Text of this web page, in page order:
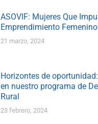
ASOVIF: Mujeres Que
Emprendimiento
21 marzo, 2024
Horizontes de
en nuestro programa de
Rural
23 febrero, 2024